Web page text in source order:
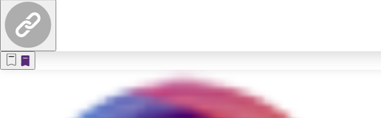
Terakhir yang dicari